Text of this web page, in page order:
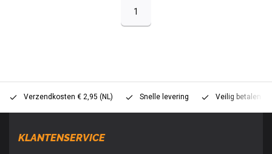
1
Verzendkosten € 2,95 (NL) Snelle levering Veilig betalen
KLANTENSERVICE